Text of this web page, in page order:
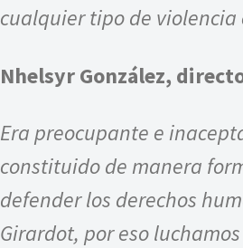
cualquier tipo de
Nhelsyr González,
Era preocupante e
constituido de manera
defender los derechos
Girardot, por eso